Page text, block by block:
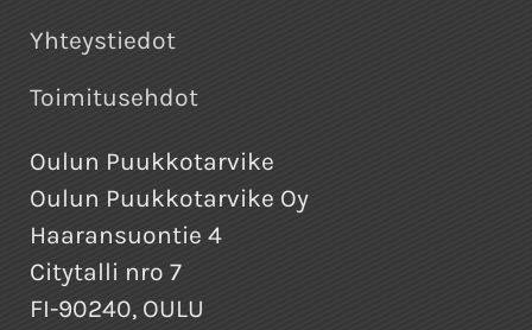
Yhteystiedot
Toimitusehdot
Oulun Puukkotarvike
Oulun Puukkotarvike Oy
Haaransuontie 4
Citytalli nro 7
FI-90240, OULU